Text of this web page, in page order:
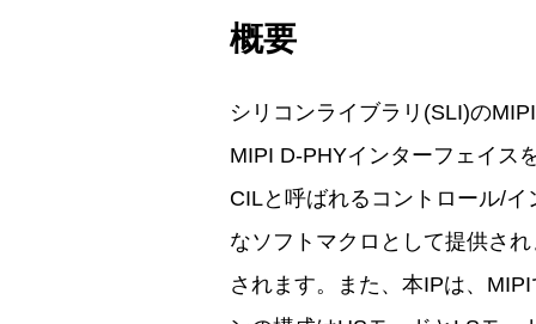
概要
シリコンライブラリ(SLI)の
MIPI D-PHYインターフェイス
CILと呼ばれるコントロール/
なソフトマクロとして提供さ
されます。また、本IPは、